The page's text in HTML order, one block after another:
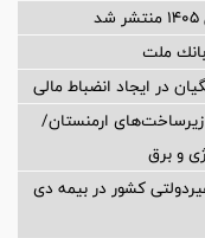
در ایجاد انضباط مالی
زیرساخت‌های ارمنستان/
و برق
کشور در بیمه دی